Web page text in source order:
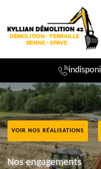
VOIR NOS RÉALISATIONS
Nos engagements